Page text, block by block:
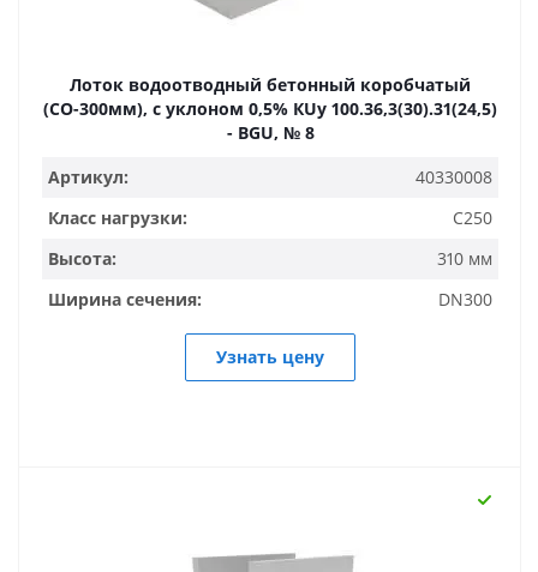
Лоток водоотводный бетонный коробчатый
(СО-300мм), с уклоном 0,5% КUу 100.36,3(30).31(24,5)
- BGU, № 8
Артикул:
40330008
Класс нагрузки:
C250
Высота:
310 мм
Ширина сечения:
DN300
Узнать цену